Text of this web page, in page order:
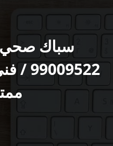
سباك صحي